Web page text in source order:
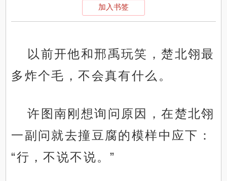
加入书签
以前开他和邢禹玩笑，楚北翎最
多炸个毛，不会真有什么。
许图南刚想询问原因，在楚北翎
一副问就去撞豆腐的模样中应下：
“行，不说不说。”